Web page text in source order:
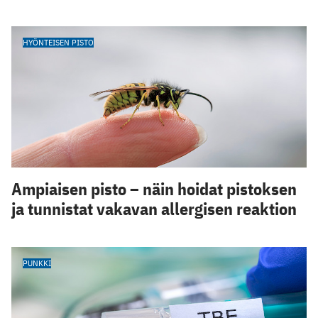
HYÖNTEISEN PISTO
Ampiaisen pisto – näin hoidat pistoksen
ja tunnistat vakavan allergisen reaktion
PUNKKI